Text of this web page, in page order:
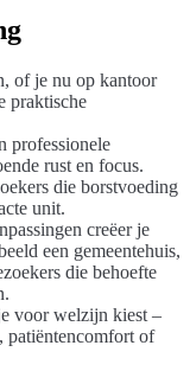
of je nu op kantoor
praktische
professionele
rust en focus.
die borstvoeding
unit.
creëer je
een gemeentehuis,
die behoefte
voor welzijn kiest –
patiëntencomfort of